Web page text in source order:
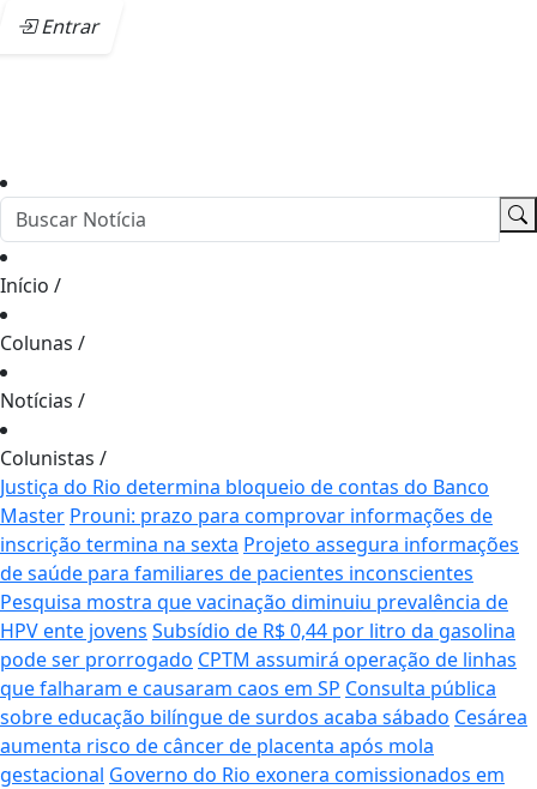
Entrar
Início /
Colunas /
Notícias /
Colunistas /
Justiça do Rio determina bloqueio de contas do Banco
Master Prouni: prazo para comprovar informações de
inscrição termina na sexta Projeto assegura informações
de saúde para familiares de pacientes inconscientes
Pesquisa mostra que vacinação diminuiu prevalência de
HPV ente jovens Subsídio de R$ 0,44 por litro da gasolina
pode ser prorrogado CPTM assumirá operação de linhas
que falharam e causaram caos em SP Consulta pública
sobre educação bilíngue de surdos acaba sábado Cesárea
aumenta risco de câncer de placenta após mola
gestacional Governo do Rio exonera comissionados em